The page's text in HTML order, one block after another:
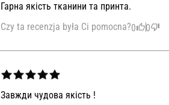
Гарна якість тканини та принта.
Czy ta recenzja była Ci pomocna?0 0
Завжди чудова якість !